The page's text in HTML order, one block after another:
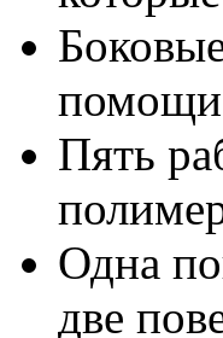
помощи
Пять
Одна
две